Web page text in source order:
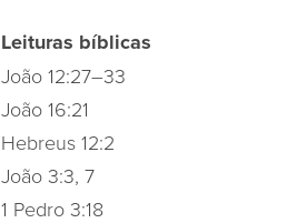
Leituras bíblicas
João 12:27–33
João 16:21
Hebreus 12:2
João 3:3, 7
1 Pedro 3:18